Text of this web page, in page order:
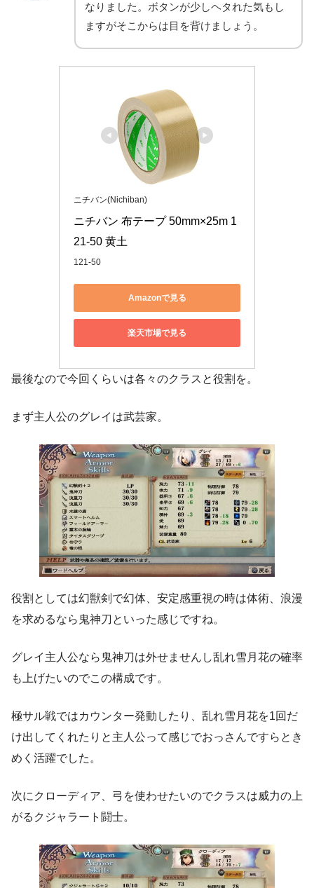
なりました。ボタンが少しヘタれた気もし
ますがそこからは目を背けましょう。
ニチバン(Nichiban)
ニチバン 布テープ 50mm×25m 1
21-50 黄土
121-50
Amazonで見る
楽天市場で見る
最後なので今回くらいは各々のクラスと役割を。
まず主人公のグレイは武芸家。
役割としては幻獣剣で幻体、安定感重視の時は体術、浪漫
を求めるなら鬼神刀といった感じですね。
グレイ主人公なら鬼神刀は外せませんし乱れ雪月花の確率
も上げたいのでこの構成です。
極サル戦ではカウンター発動したり、乱れ雪月花を1回だ
け出してくれたりと主人公って感じでおっさんですらとき
めく活躍でした。
次にクローディア、弓を使わせたいのでクラスは威力の上
がるクジャラート闘士。